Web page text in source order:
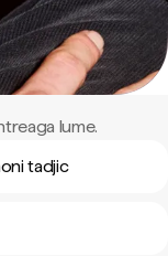
lume.
tadjic